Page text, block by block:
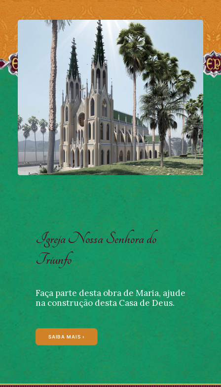
Igreja Nossa Senhora do
Triunfo
Faça parte desta obra de Maria, ajude
na construção desta Casa de Deus.
SAIBA MAIS ›